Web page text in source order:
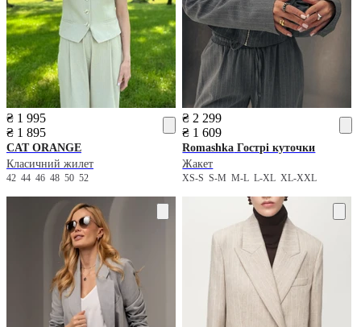
₴ 1 995
₴ 1 895
CAT ORANGE
Класичний жилет
42 44 46 48 50 52
₴ 2 299
₴ 1 609
Romashka Гострі куточки
Жакет
XS-SS-MM-LL-XLXL-XXL